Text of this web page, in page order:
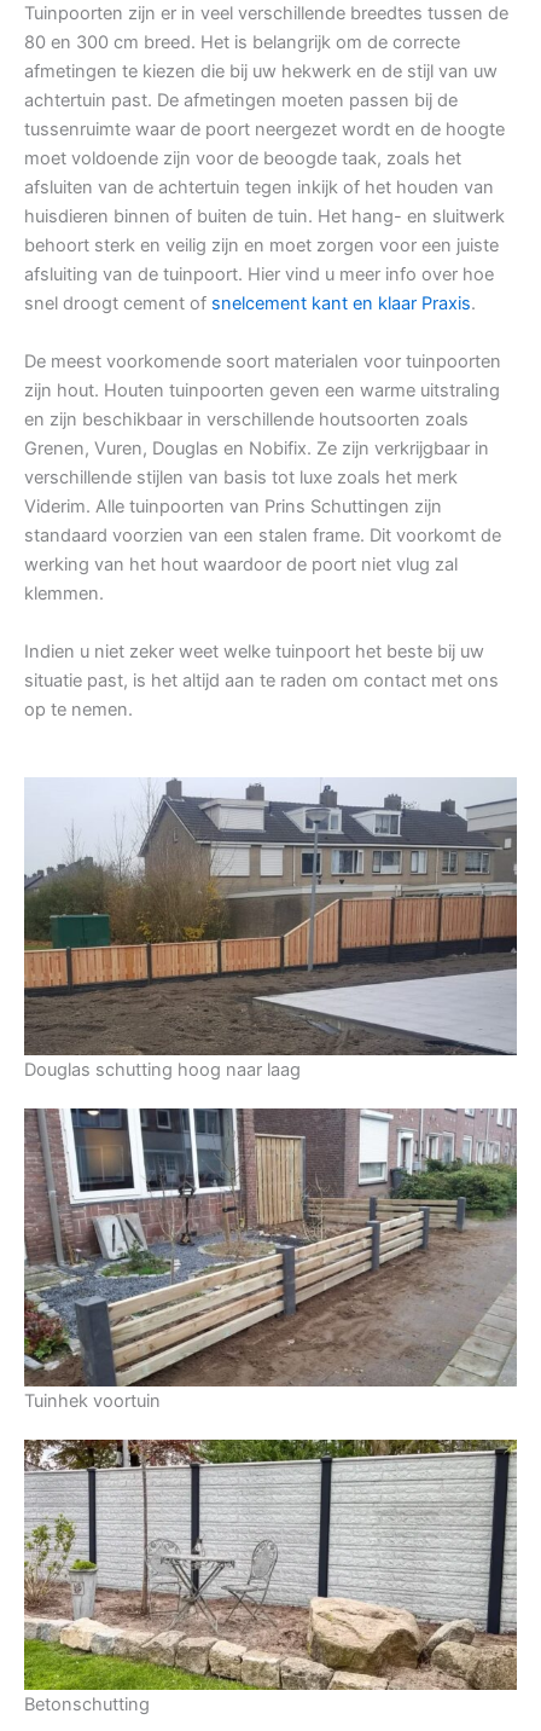
Tuinpoorten zijn er in veel verschillende breedtes tussen de
80 en 300 cm breed. Het is belangrijk om de correcte
afmetingen te kiezen die bij uw hekwerk en de stijl van uw
achtertuin past. De afmetingen moeten passen bij de
tussenruimte waar de poort neergezet wordt en de hoogte
moet voldoende zijn voor de beoogde taak, zoals het
afsluiten van de achtertuin tegen inkijk of het houden van
huisdieren binnen of buiten de tuin. Het hang- en sluitwerk
behoort sterk en veilig zijn en moet zorgen voor een juiste
afsluiting van de tuinpoort. Hier vind u meer info over hoe
snel droogt cement of snelcement kant en klaar Praxis.
De meest voorkomende soort materialen voor tuinpoorten
zijn hout. Houten tuinpoorten geven een warme uitstraling
en zijn beschikbaar in verschillende houtsoorten zoals
Grenen, Vuren, Douglas en Nobifix. Ze zijn verkrijgbaar in
verschillende stijlen van basis tot luxe zoals het merk
Viderim. Alle tuinpoorten van Prins Schuttingen zijn
standaard voorzien van een stalen frame. Dit voorkomt de
werking van het hout waardoor de poort niet vlug zal
klemmen.
Indien u niet zeker weet welke tuinpoort het beste bij uw
situatie past, is het altijd aan te raden om contact met ons
op te nemen.
Douglas schutting hoog naar laag
Tuinhek voortuin
Betonschutting